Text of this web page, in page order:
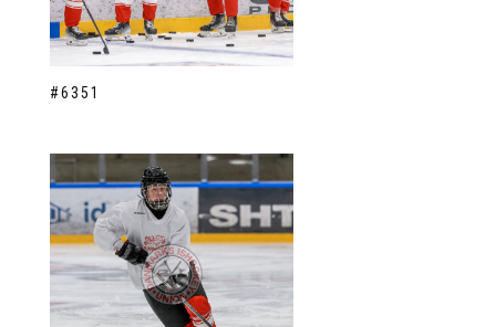
#6351